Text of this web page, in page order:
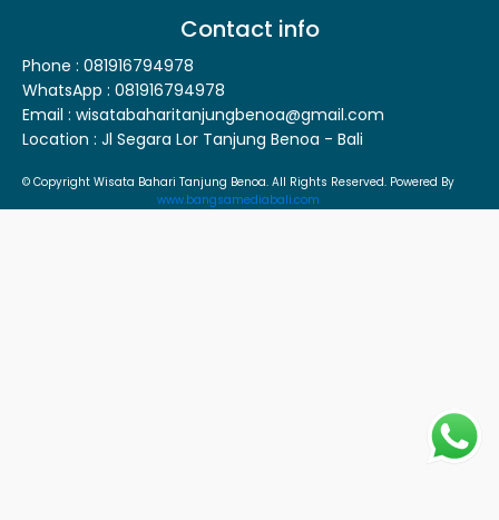
Contact info
Phone : 081916794978
WhatsApp : 081916794978
Email : wisatabaharitanjungbenoa@gmail.com
Location : Jl Segara Lor Tanjung Benoa - Bali
© Copyright Wisata Bahari Tanjung Benoa. All Rights Reserved. Powered By
www.bangsamediabali.com